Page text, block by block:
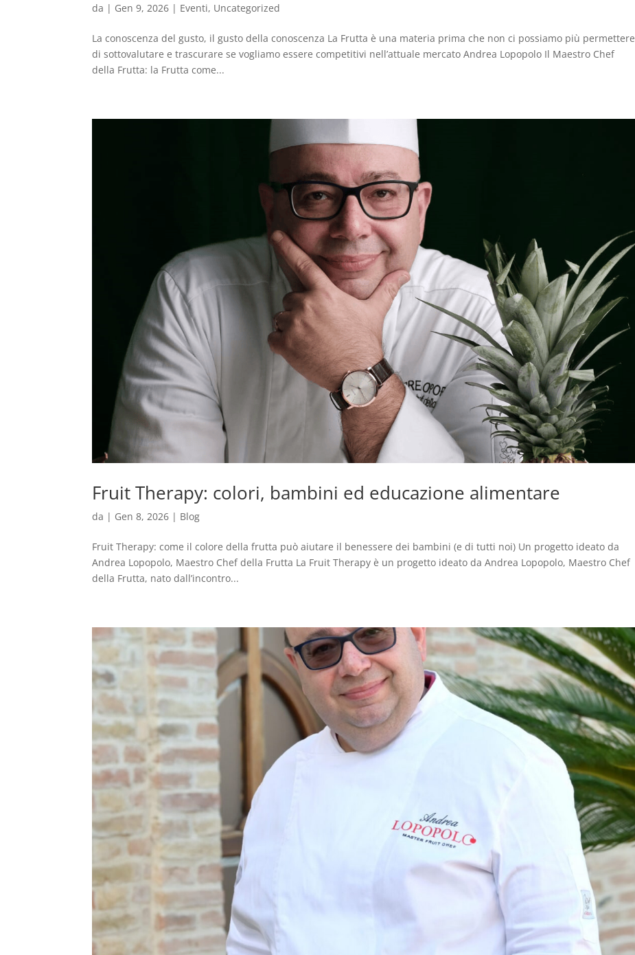
da | Gen 9, 2026 | Eventi, Uncategorized
La conoscenza del gusto, il gusto della conoscenza La Frutta è una materia prima che non ci possiamo più permettere
di sottovalutare e trascurare se vogliamo essere competitivi nell’attuale mercato Andrea Lopopolo Il Maestro Chef
della Frutta: la Frutta come...
Fruit Therapy: colori, bambini ed educazione alimentare
da | Gen 8, 2026 | Blog
Fruit Therapy: come il colore della frutta può aiutare il benessere dei bambini (e di tutti noi) Un progetto ideato da
Andrea Lopopolo, Maestro Chef della Frutta La Fruit Therapy è un progetto ideato da Andrea Lopopolo, Maestro Chef
della Frutta, nato dall’incontro...